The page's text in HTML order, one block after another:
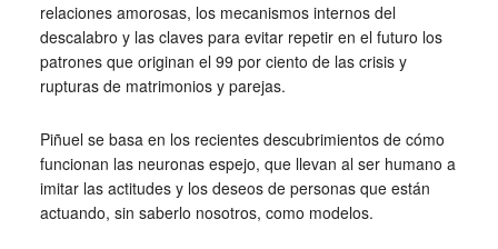
relaciones amorosas, los mecanismos internos del
descalabro y las claves para evitar repetir en el futuro los
patrones que originan el 99 por ciento de las crisis y
rupturas de matrimonios y parejas.
Piñuel se basa en los recientes descubrimientos de cómo
funcionan las neuronas espejo, que llevan al ser humano a
imitar las actitudes y los deseos de personas que están
actuando, sin saberlo nosotros, como modelos.